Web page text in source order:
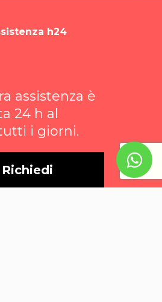
h24
assistenza è
24 h al
i giorni.
Richiedi